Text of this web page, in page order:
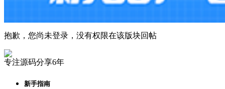
抱歉，您尚未登录，没有权限在该版块回帖
专注源码分享6年
新手指南